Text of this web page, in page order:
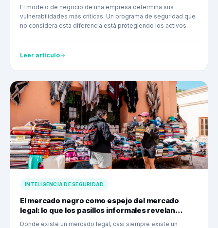
El modelo de negocio de una empresa determina sus
vulnerabilidades más críticas. Un programa de seguridad que
no considera esta diferencia está protegiendo los activos
Leer artículo
INTELIGENCIA DE SEGURIDAD
El mercado negro como espejo del mercado
legal: lo que los pasillos informales revelan
sobre tu operación
Donde existe un mercado legal, casi siempre existe un